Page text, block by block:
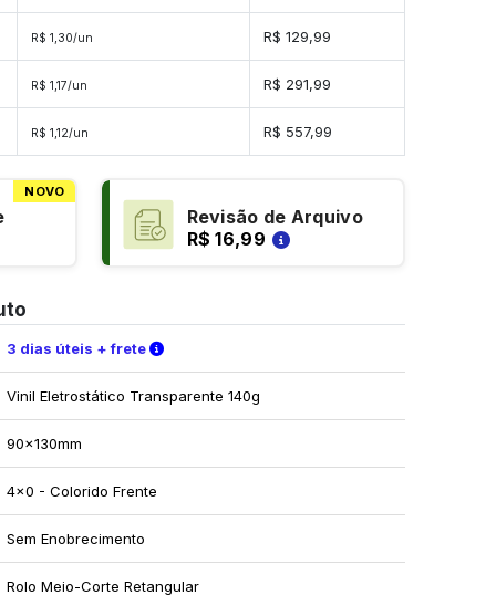
R$ 1,30/un R$ 129,99
R$ 1,17/un R$ 291,99
R$ 1,12/un R$ 557,99
NOVO
Revisão de Arquivo
R$ 16,99
3 dias úteis + frete Verifique as condições de entrega
Vinil Eletrostático Transparente 140g
90x130mm
4x0 - Colorido Frente
Sem Enobrecimento
Rolo Meio-Corte Retangular